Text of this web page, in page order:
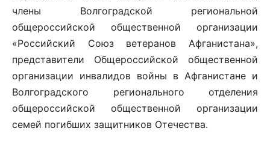
члены Волгоградской региональной
общероссийской общественной организации
«Российский Союз ветеранов Афганистана»,
представители Общероссийской общественной
организации инвалидов войны в Афганистане и
Волгоградского регионального отделения
общероссийской общественной организации
семей погибших защитников Отечества.